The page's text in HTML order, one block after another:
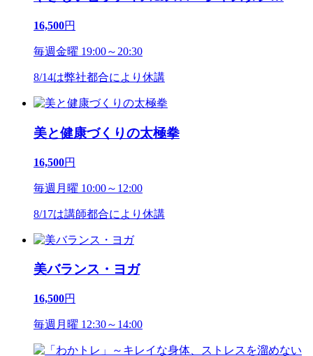
16,500円
毎週金曜 19:00～20:30
8/14は弊社都合により休講
美と健康づくりの太極拳
16,500円
毎週月曜 10:00～12:00
8/17は講師都合により休講
美バランス・ヨガ
16,500円
毎週月曜 12:30～14:00